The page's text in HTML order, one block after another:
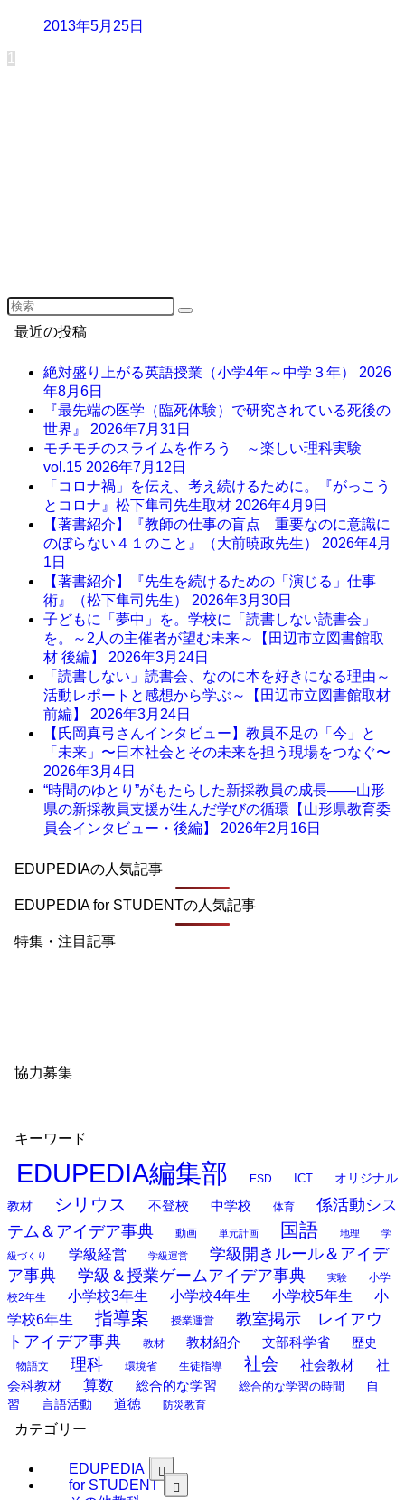
2013年5月25日
1
最近の投稿
絶対盛り上がる英語授業（小学4年～中学３年） 2026
年8月6日
『最先端の医学（臨死体験）で研究されている死後の
世界』 2026年7月31日
モチモチのスライムを作ろう ～楽しい理科実験
vol.15 2026年7月12日
「コロナ禍」を伝え、考え続けるために。『がっこう
とコロナ』松下隼司先生取材 2026年4月9日
【著書紹介】『教師の仕事の盲点 重要なのに意識に
のぼらない４１のこと』（大前暁政先生） 2026年4月
1日
【著書紹介】『先生を続けるための「演じる」仕事
術』（松下隼司先生） 2026年3月30日
子どもに「夢中」を。学校に「読書しない読書会」
を。～2人の主催者が望む未来～【田辺市立図書館取
材 後編】 2026年3月24日
「読書しない」読書会、なのに本を好きになる理由～
活動レポートと感想から学ぶ～【田辺市立図書館取材
前編】 2026年3月24日
【氏岡真弓さんインタビュー】教員不足の「今」と
「未来」〜日本社会とその未来を担う現場をつなぐ〜
2026年3月4日
“時間のゆとり”がもたらした新採教員の成長――山形
県の新採教員支援が生んだ学びの循環【山形県教育委
員会インタビュー・後編】 2026年2月16日
EDUPEDIAの人気記事
EDUPEDIA for STUDENTの人気記事
特集・注目記事
協力募集
キーワード
EDUPEDIA編集部 ESD ICT
オリジナル
教材
シリウス 不登校 中学校 体育
係活動シス
テム＆アイデア事典
動画 単元計画 国語 地理 学
級づくり 学級経営 学級運営
学級開きルール＆アイデ
ア事典
学級＆授業ゲームアイデア事典 実験
小学
校2年生
小学校3年生 小学校4年生 小学校5年生
小
学校6年生
指導案 授業運営
教室掲示 レイアウ
トアイデア事典
教材 教材紹介 文部科学省 歴史
物語文 理科 環境省 生徒指導 社会 社会教材
社
会科教材
算数 総合的な学習 総合的な学習の時間
自
習
言語活動 道徳 防災教育
カテゴリー
EDUPEDIA
for STUDENT